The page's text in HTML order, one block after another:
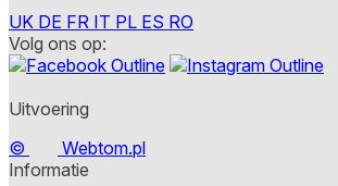
UK DE FR IT PL ES RO
Volg ons op:
Uitvoering
©
Webtom.pl
Informatie